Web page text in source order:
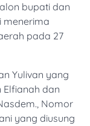
bupati dan
menerima
pada 27
Yulivan yang
Elfianah dan
Nomor
yang diusung